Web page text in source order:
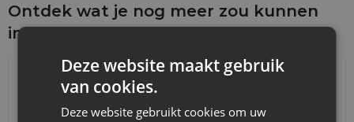
ze als verpakking voor bedrijfsgadgets, en benadrukken dat
ze elegant, functioneel en tegelijkertijd ecologisch zijn.
Ontdek wat je nog meer zou kunnen
interesseren
Deze website maakt gebruik
van cookies.
Deze website gebruikt cookies om uw